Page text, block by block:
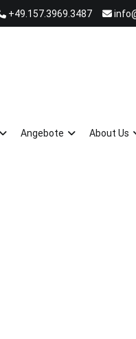
+49.157.3969.3487
Angebote About Us